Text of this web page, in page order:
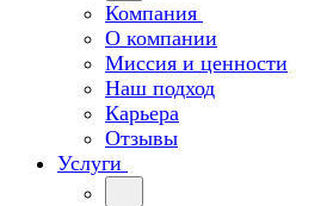
Компания
О компании
Миссия и ценности
Наш подход
Карьера
Отзывы
Услуги